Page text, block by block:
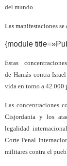
del mundo.
Las manifestaciones
{module
Estas
de Hamás contra
vida en torno a 42.000
Las concentraciones
Cisjordania y los
legalidad
Corte Penal
militares contra el